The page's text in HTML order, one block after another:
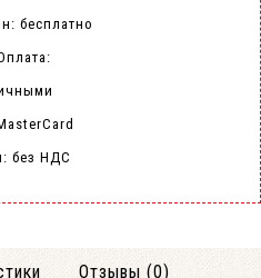
бесплатно
без НДС
Отзывы (0)